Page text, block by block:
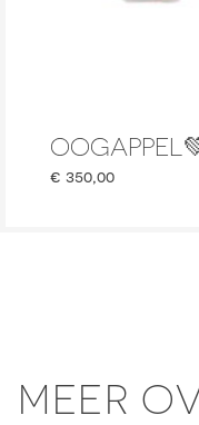
€ 350,00
MEER